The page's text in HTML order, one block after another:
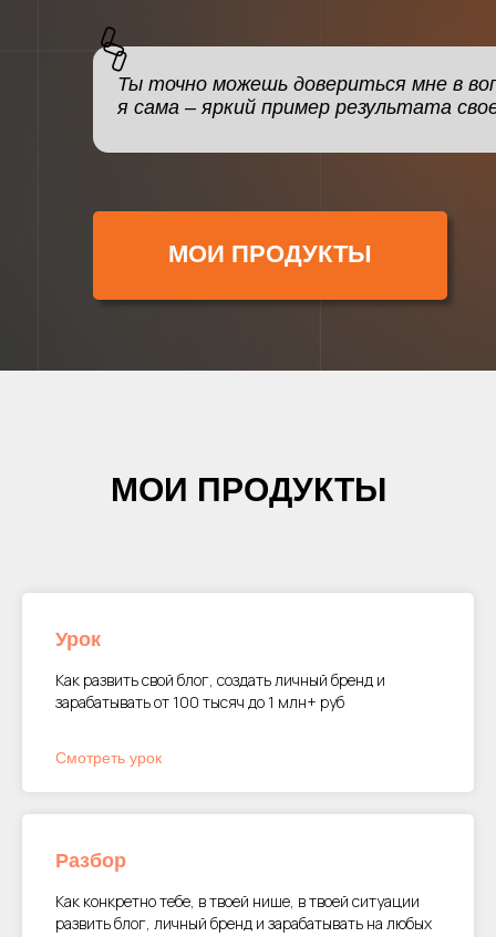
Ты точно можешь довериться мне в
я сама – яркий пример результата
🖇
МОИ ПРОДУКТЫ
МОИ ПРОДУКТЫ
Урок
Как развить свой блог, создать личный бренд и
зарабатывать от 100 тысяч до 1 млн+ руб
Смотреть урок
Разбор
Как конкретно тебе, в твоей нише, в твоей ситуации
развить блог, личный бренд и зарабатывать на любых